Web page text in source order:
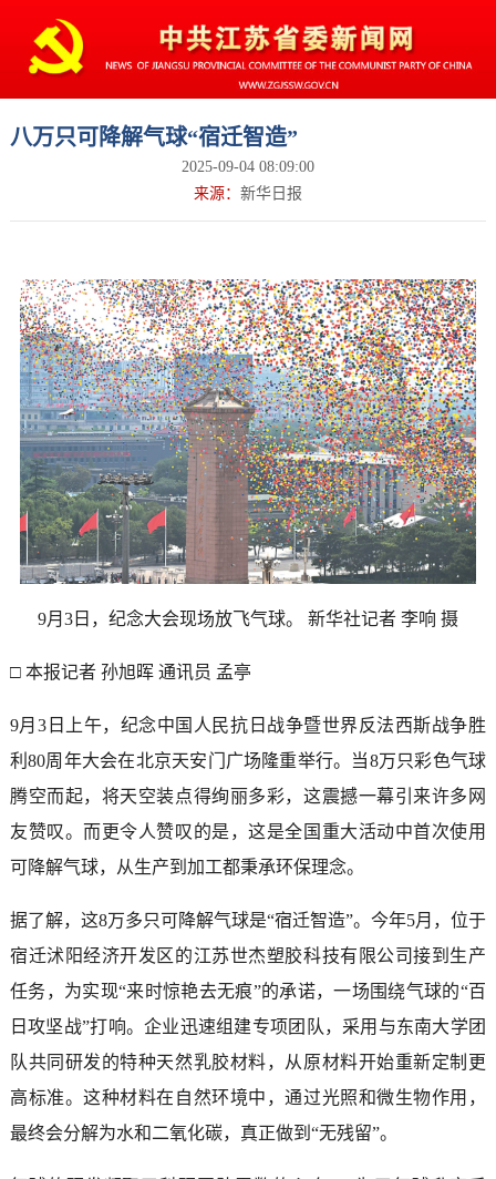
八万只可降解气球“宿迁智造”
2025-09-04 08:09:00
来源： 新华日报
9月3日，纪念大会现场放飞气球。 新华社记者 李响 摄
□ 本报记者 孙旭晖 通讯员 孟亭
9月3日上午，纪念中国人民抗日战争暨世界反法西斯战争胜
利80周年大会在北京天安门广场隆重举行。当8万只彩色气球
腾空而起，将天空装点得绚丽多彩，这震撼一幕引来许多网
友赞叹。而更令人赞叹的是，这是全国重大活动中首次使用
可降解气球，从生产到加工都秉承环保理念。
据了解，这8万多只可降解气球是“宿迁智造”。今年5月，位于
宿迁沭阳经济开发区的江苏世杰塑胶科技有限公司接到生产
任务，为实现“来时惊艳去无痕”的承诺，一场围绕气球的“百
日攻坚战”打响。企业迅速组建专项团队，采用与东南大学团
队共同研发的特种天然乳胶材料，从原材料开始重新定制更
高标准。这种材料在自然环境中，通过光照和微生物作用，
最终会分解为水和二氧化碳，真正做到“无残留”。